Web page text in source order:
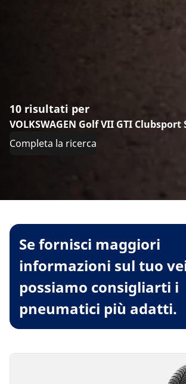
10 risultati per
VOLKSWAGEN Golf VII GTI Clubsport
Completa la ricerca
Se fornisci maggiori
informazioni sul tuo
possiamo consigliarti i
pneumatici più adatti.